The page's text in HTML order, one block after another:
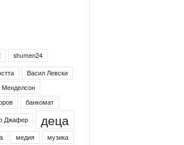
shumen24
Васил Левски
Менделсон
банкомат
Джафер деца
медия
музика